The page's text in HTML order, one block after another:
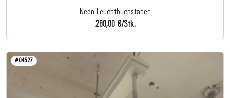
Neon Leuchtbuchstaben
280,00 €/Stk.
#04527